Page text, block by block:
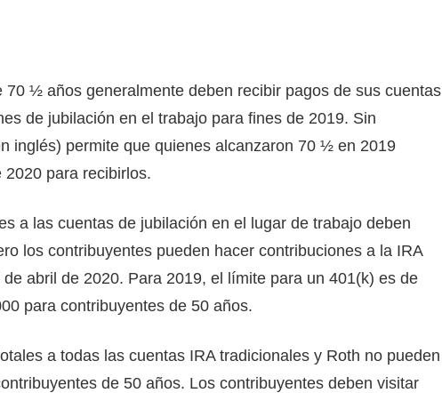
70 ½ años generalmente deben recibir pagos de sus cuentas
de jubilación en el trabajo para fines de 2019. Sin
inglés) permite que quienes alcanzaron 70 ½ en 2019
2020 para recibirlos.
a las cuentas de jubilación en el lugar de trabajo deben
los contribuyentes pueden hacer contribuciones a la IRA
abril de 2020. Para 2019, el límite para un 401(k) es de
para contribuyentes de 50 años.
a todas las cuentas IRA tradicionales y Roth no pueden
de 50 años. Los contribuyentes deben visitar